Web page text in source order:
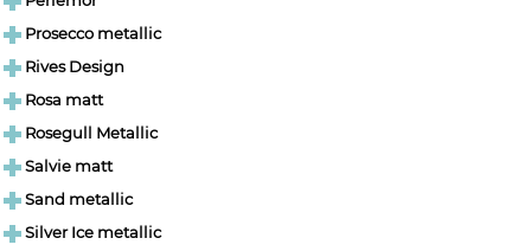
Prosecco metallic
Rives Design
Rosa matt
Rosegull Metallic
Salvie matt
Sand metallic
Silver Ice metallic